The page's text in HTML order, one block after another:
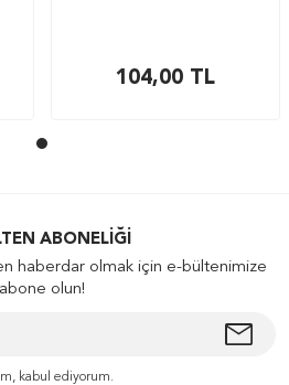
104,00TL
ABONELIĞI
haberdar olmak için e-bültenimize
abone olun!
kabul ediyorum.